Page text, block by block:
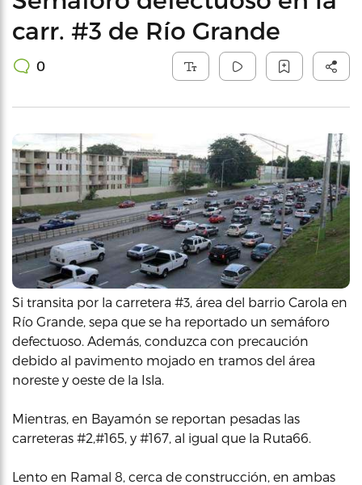
carr. #3 de Río Grande
0
Si transita por la carretera #3, área del barrio Carola en
Río Grande, sepa que se ha reportado un semáforo
defectuoso. Además, conduzca con precaución
debido al pavimento mojado en tramos del área
noreste y oeste de la Isla.
Mientras, en Bayamón se reportan pesadas las
carreteras #2,#165, y #167, al igual que la Ruta66.
Lento en Ramal 8, cerca de construcción, en ambas